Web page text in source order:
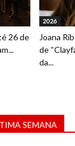
26 de
2026
Joana
de
da...
SEMANA